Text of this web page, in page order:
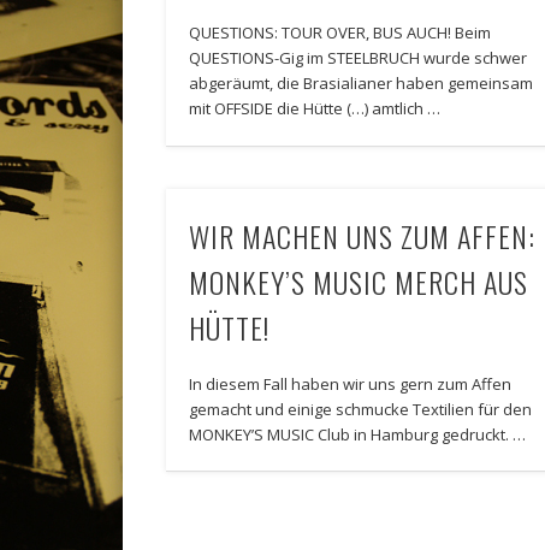
QUESTIONS: TOUR OVER, BUS AUCH! Beim
QUESTIONS-Gig im STEELBRUCH wurde schwer
abgeräumt, die Brasialianer haben gemeinsam
mit OFFSIDE die Hütte (…) amtlich …
WIR MACHEN UNS ZUM AFFEN:
MONKEY’S MUSIC MERCH AUS
HÜTTE!
In diesem Fall haben wir uns gern zum Affen
gemacht und einige schmucke Textilien für den
MONKEY’S MUSIC Club in Hamburg gedruckt. …